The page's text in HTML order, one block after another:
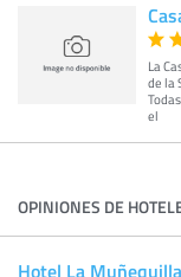
La
de la
el
OPINIONES DE
Hotel La Muñequilla